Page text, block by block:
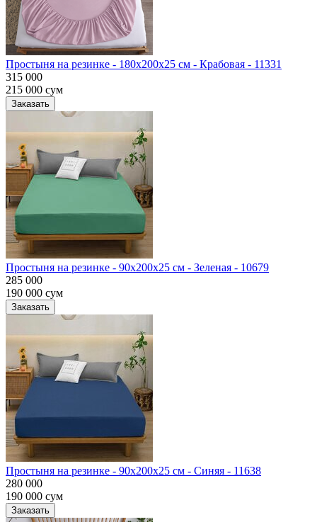
Простыня на резинке - 180x200x25 cм - Крабовая - 11331
315 000
215 000 сум
Заказать
Простыня на резинке - 90x200x25 cм - Зеленая - 10679
285 000
190 000 сум
Заказать
Простыня на резинке - 90x200x25 cм - Синяя - 11638
280 000
190 000 сум
Заказать